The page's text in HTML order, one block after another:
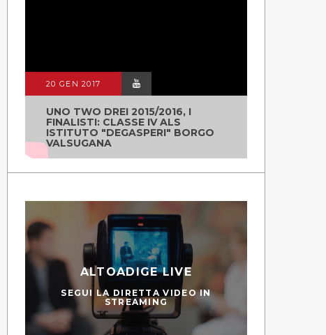
20 GEN 2017
UNO TWO DREI 2015/2016, I
FINALISTI: CLASSE IV ALS
ISTITUTO "DEGASPERI" BORGO
VALSUGANA
ALTOADIGE LIVE
SEGUI LA DIRETTA VIDEO IN
STREAMING